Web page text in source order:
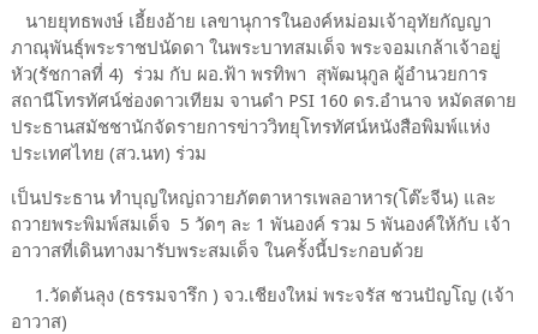
นายยุทธพงษ์ เอี้ยงอ้าย เลขานุการในองค์หม่อมเจ้าอุทัยกัญญา
ภาณุพันธ์ุพระราชปนัดดา ในพระบาทสมเด็จ พระจอมเกล้าเจ้าอยู่
หัว(รัชกาลที่ 4) ร่วม กับ ผอ.ฟ้า พรทิพา สุพัฒนุกูล ผู้อำนวยการ
สถานีโทรทัศน์ช่องดาวเทียม จานดำ PSI 160 ดร.อำนาจ หมัดสดาย
ประธานสมัชชานักจัดรายการข่าววิทยุโทรทัศน์หนังสือพิมพ์แห่ง
ประเทศไทย (สว.นท) ร่วม
เป็นประธาน ทำบุญใหญ่ถวายภัตตาหารเพลอาหาร(โต๊ะจีน) และ
ถวายพระพิมพ์สมเด็จ 5 วัดๆ ละ 1 พันองค์ รวม 5 พันองค์ให้กับ เจ้า
อาวาสที่เดินทางมารับพระสมเด็จ ในครั้งนี้ประกอบด้วย
1.วัดต้นลุง (ธรรมจารึก ) จว.เชียงใหม่ พระจรัส ชวนปัญโญ (เจ้า
อาวาส)